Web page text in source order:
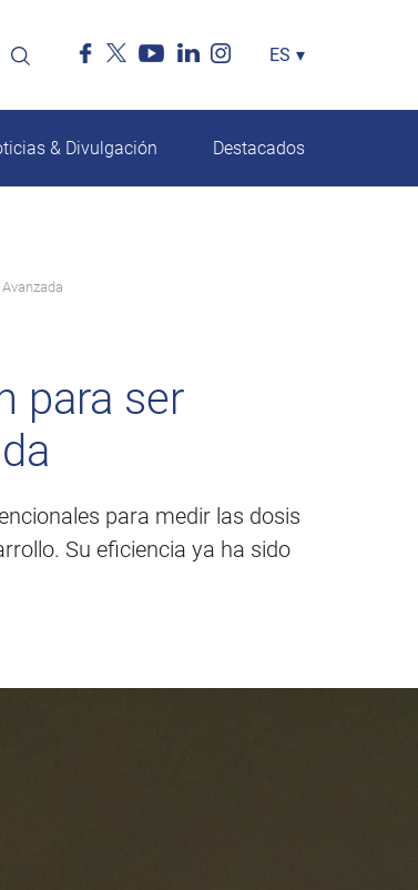
Select
ES ▾
& Divulgación Destacados
para ser
para medir las dosis
Su eficiencia ya ha sido